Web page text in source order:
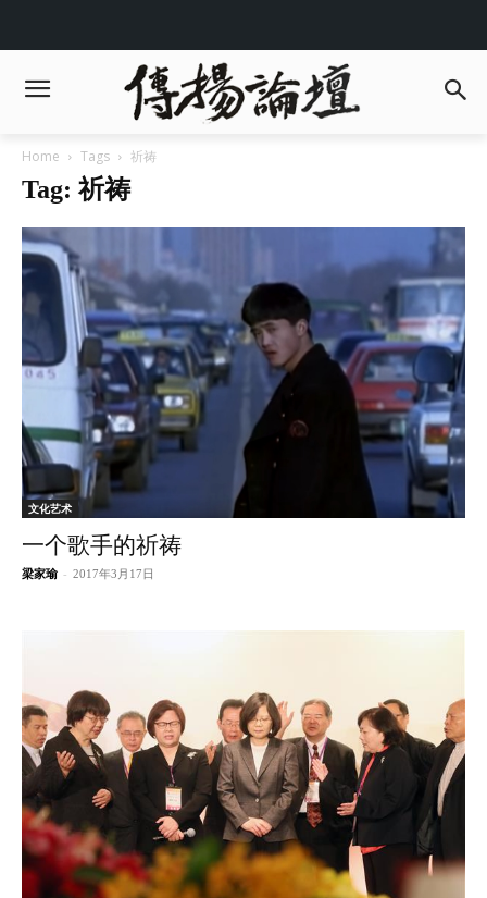
Home Tags 祈祷
Tag: 祈祷
文化艺术
一个歌手的祈祷
梁家瑜 - 2017年3月17日